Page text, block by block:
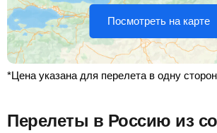
Посмотреть на карте
*Цена указана для перелета в одну
Перелеты в Россию из